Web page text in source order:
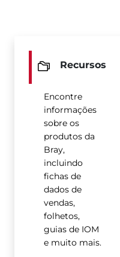
Recursos
Encontre
informações
sobre os
produtos da
Bray,
incluindo
fichas de
dados de
vendas,
folhetos,
guias de IOM
e muito mais.